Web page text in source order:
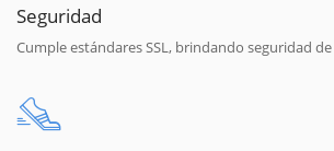
Seguridad
Cumple estándares SSL, brindando seguridad